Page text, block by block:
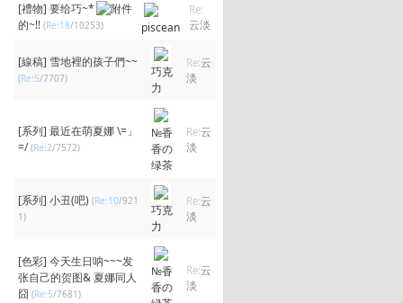
[禮物] 要给巧~*
的~!! (Re:18/10253) piscean
Re:
云淡
[線稿] 雪地裡的孩子們~~
(Re:5/7707)
巧克
力
Re:云
淡
[系列] 最近在萌夏娜 \=」
=/ (Re:2/7572)
№香
香の
绿茶
Re:云
淡
[系列] 小丑(吧) (Re:10/921
1)
巧克
力
Re:云
淡
[色彩] 今天生日呐~~~发
张自己的贺图& 夏娜同人
囧 (Re:5/7681)
№香
香の
Re:云
淡